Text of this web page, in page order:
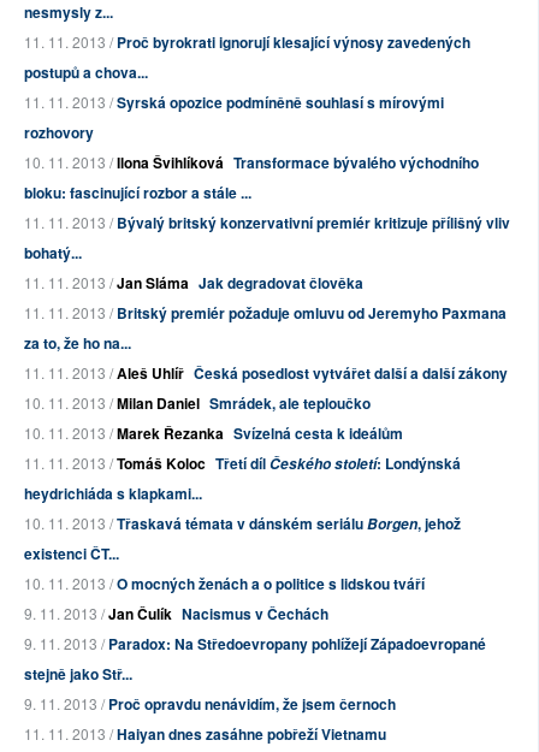
nesmysly z...
11. 11. 2013 /Proč byrokrati ignorují klesající výnosy zavedených
postupů a chova...
11. 11. 2013 /Syrská opozice podmíněně souhlasí s mírovými
rozhovory
10. 11. 2013 /Ilona Švihlíková Transformace bývalého východního
bloku: fascinující rozbor a stále ...
11. 11. 2013 /Bývalý britský konzervativní premiér kritizuje přílišný vliv
bohatý...
11. 11. 2013 /Jan Sláma Jak degradovat člověka
11. 11. 2013 /Britský premiér požaduje omluvu od Jeremyho Paxmana
za to, že ho na...
11. 11. 2013 /Aleš Uhlíř Česká posedlost vytvářet další a další zákony
10. 11. 2013 /Milan Daniel Smrádek, ale teploučko
10. 11. 2013 /Marek Řezanka Svízelná cesta k ideálům
11. 11. 2013 /Tomáš Koloc Třetí dílČeského století: Londýnská
heydrichiáda s klapkami...
10. 11. 2013 /Třaskavá témata v dánském seriáluBorgen, jehož
existenci ČT...
10. 11. 2013 /O mocných ženách a o politice s lidskou tváří
9. 11. 2013 /Jan Čulík Nacismus v Čechách
9. 11. 2013 /Paradox: Na Středoevropany pohlížejí Západoevropané
stejně jako Stř...
9. 11. 2013 /Proč opravdu nenávidím, že jsem černoch
11. 11. 2013 /Haiyan dnes zasáhne pobřeží Vietnamu